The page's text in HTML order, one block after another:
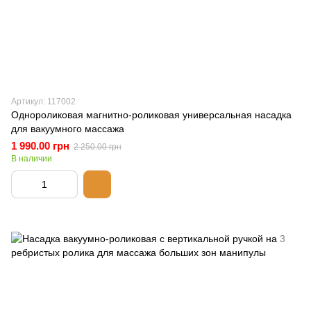
Артикул: 117002
Однороликовая магнитно-роликовая универсальная насадка
для вакуумного массажа
1 990.00 грн 2 250.00 грн
В наличии